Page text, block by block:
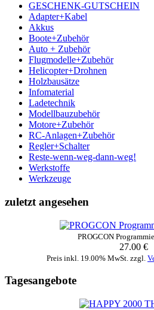
GESCHENK-GUTSCHEIN
Adapter+Kabel
Akkus
Boote+Zubehör
Auto + Zubehör
Flugmodelle+Zubehör
Helicopter+Drohnen
Holzbausätze
Infomaterial
Ladetechnik
Modellbauzubehör
Motore+Zubehör
RC-Anlagen+Zubehör
Regler+Schalter
Reste-wenn-weg-dann-weg!
Werkstoffe
Werkzeuge
zuletzt angesehen
PROGCON
27.00 €
Preis inkl. 19.00% MwSt. zzgl.
Tagesangebote